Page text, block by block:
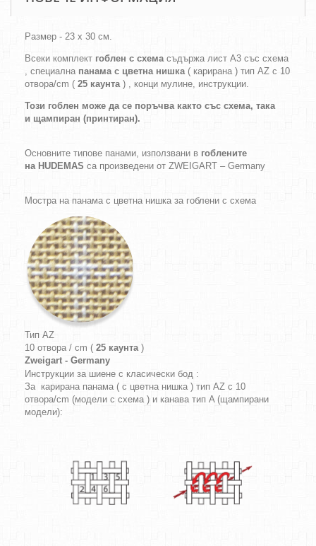
Размер - 23 х 30 см.
Всеки комплект гоблен с схемасъдържа лист А3 със схема
, специална панама с цветна нишка( карирана ) тип AZ с 10
отвора/cm ( 25 каунта) , конци мулине, инструкции.
Този гоблен може да се поръчва както със схема, така
и щампиран (принтиран).
Основните типове панами, използвани в гоблените
на HUDEMAS са произведени от ZWEIGART – Germany
Мостра на панама с цветна нишка за гоблени с схема
Тип AZ
10 отвора / cm ( 25 каунта)
Zweigart - Germany
Инструкции за шиене с класически бод :
За карирана панама ( с цветна нишка ) тип AZ с 10
отвора/cm (модели с схема ) и канава тип A (щампирани
модели):